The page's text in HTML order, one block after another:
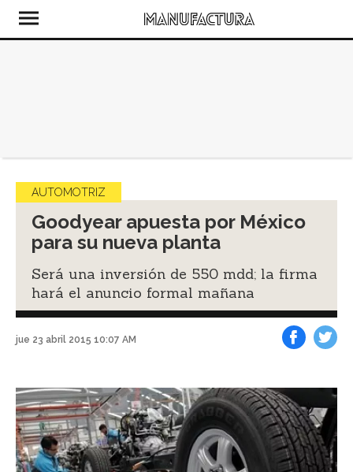
AUTOMOTRIZ
Goodyear apuesta por México
para su nueva planta
Será una inversión de 550 mdd; la firma
hará el anuncio formal mañana
jue 23 abril 2015 10:07 AM